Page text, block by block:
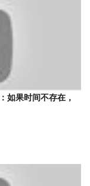
如果时间不存在，